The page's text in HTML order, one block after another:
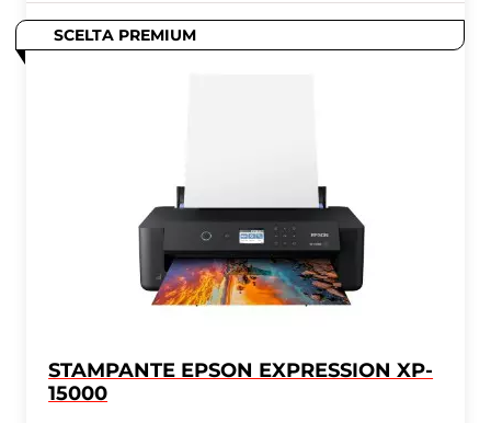
SCELTA PREMIUM
STAMPANTE EPSON EXPRESSION XP-
15000